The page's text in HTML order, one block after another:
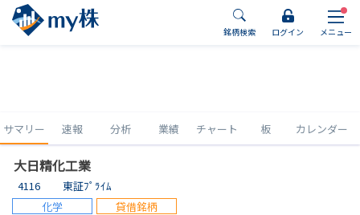
銘柄検索 ログイン メニュー
サマリー 速報 分析 業績 チャート 板 カレンダー
大日精化工業
4116
東証ﾌﾟﾗｲﾑ
化学
貸借銘柄